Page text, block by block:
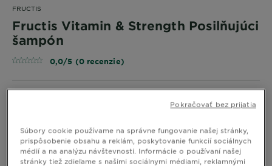
FRUCTIS
Fructis Vitamin & Strength Posilňujúci
šampón
0,0/5 (0 recenzie)
Posilňujúci šampón pre slabé vlasy s tendenciou
VEĽKOSŤ 250 ml 400 ml
Súbory cookie používame na správne fungovanie našej stránky,
prispôsobenie obsahu a reklám, poskytovanie funkcií sociálnych
médií a na analýzu návštevnosti. Informácie o používaní našej
stránky tiež zdieľame s našimi sociálnymi médiami, reklamnými
Pokračovať bez prijatia